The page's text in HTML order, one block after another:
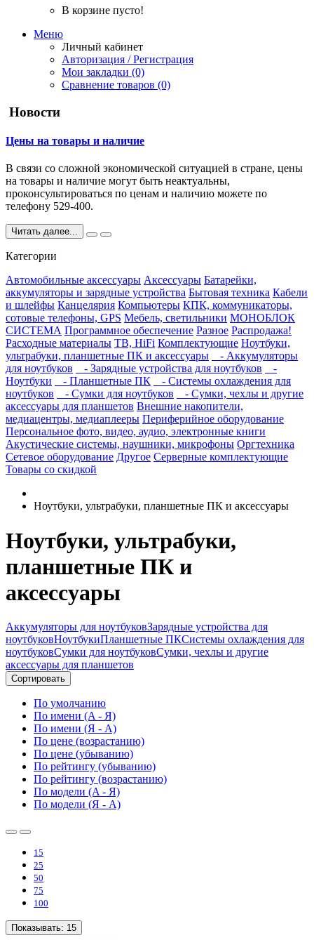
В корзине пусто!
Меню
Личный кабинет
Авторизация / Регистрация
Мои закладки (0)
Сравнение товаров (0)
Новости
Цены на товары и наличие
В связи со сложной экономической ситуацией в стране, цены
на товары и наличие могут быть неактуальны,
проконсультироваться по ценам и наличию можете по
телефону 529-400.
Читать далее...
Категории
Автомобильные аксессуары Аксессуары Батарейки,
аккумуляторы и зарядные устройства Бытовая техника Кабели
и шлейфы Канцелярия Компьютеры КПК, коммуникаторы,
сотовые телефоны, GPS Мебель, светильники МОНОБЛОК
СИСТЕМА Программное обеспечение Разное Распродажа!
Расходные материалы ТВ, HiFi Комплектующие Ноутбуки,
ультрабуки, планшетные ПК и аксессуары
- Аккумуляторы
для ноутбуков
- Зарядные устройства для ноутбуков
-
Ноутбуки
- Планшетные ПК
- Системы охлаждения для
ноутбуков
- Сумки для ноутбуков
- Сумки, чехлы и другие
аксессуары для планшетов Внешние накопители,
медиацентры, медиаплееры Периферийное оборудование
Персональное фото, видео, аудио, электронные книги
Акустические системы, наушники, микрофоны Оргтехника
Сетевое оборудование Другое Серверные комплектующие
Товары со скидкой
Ноутбуки, ультрабуки, планшетные ПК и аксессуары
Ноутбуки, ультрабуки,
планшетные ПК и
аксессуары
Аккумуляторы для ноутбуковЗарядные устройства для
ноутбуковНоутбукиПланшетные ПКСистемы охлаждения для
ноутбуковСумки для ноутбуковСумки, чехлы и другие
аксессуары для планшетов
Сортировать
По умолчанию
По имени (A - Я)
По имени (Я - A)
По цене (возрастанию)
По цене (убыванию)
По рейтингу (убыванию)
По рейтингу (возрастанию)
По модели (A - Я)
По модели (Я - A)
15
25
50
75
100
Показывать: 15